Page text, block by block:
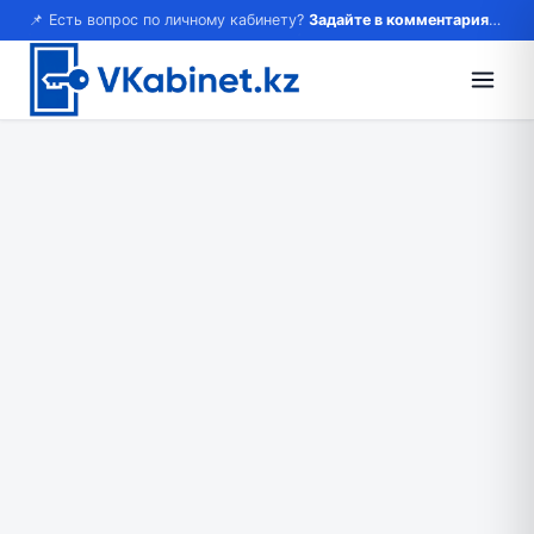
📌 Есть вопрос по личному кабинету? Задайте в комментариях — ответим!